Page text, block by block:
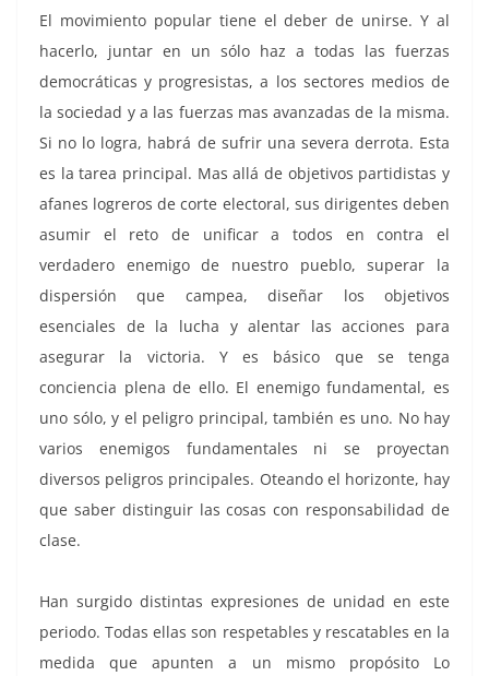
El movimiento popular tiene el deber de unirse. Y al
hacerlo, juntar en un sólo haz a todas las fuerzas
democráticas y progresistas, a los sectores medios de
la sociedad y a las fuerzas mas avanzadas de la misma.
Si no lo logra, habrá de sufrir una severa derrota. Esta
es la tarea principal. Mas allá de objetivos partidistas y
afanes logreros de corte electoral, sus dirigentes deben
asumir el reto de unificar a todos en contra el
verdadero enemigo de nuestro pueblo, superar la
dispersión que campea, diseñar los objetivos
esenciales de la lucha y alentar las acciones para
asegurar la victoria. Y es básico que se tenga
conciencia plena de ello. El enemigo fundamental, es
uno sólo, y el peligro principal, también es uno. No hay
varios enemigos fundamentales ni se proyectan
diversos peligros principales. Oteando el horizonte, hay
que saber distinguir las cosas con responsabilidad de
clase.
Han surgido distintas expresiones de unidad en este
periodo. Todas ellas son respetables y rescatables en la
medida que apunten a un mismo propósito Lo